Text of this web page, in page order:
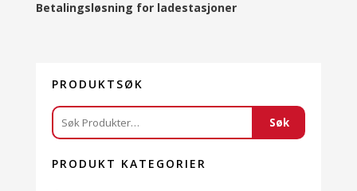
Betalingsløsning for ladestasjoner
PRODUKTSØK
Søk
etter:
Søk
PRODUKT KATEGORIER